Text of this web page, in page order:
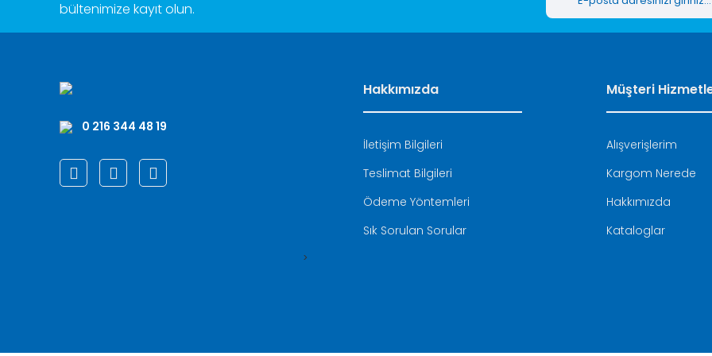
bültenimize kayıt olun.
0 216 344 48 19
Hakkımızda
İletişim Bilgileri
Teslimat Bilgileri
Ödeme Yöntemleri
Sık Sorulan Sorular
Müşteri
Alışverişlerim
Kargom Nerede
Hakkımızda
Kataloglar
>